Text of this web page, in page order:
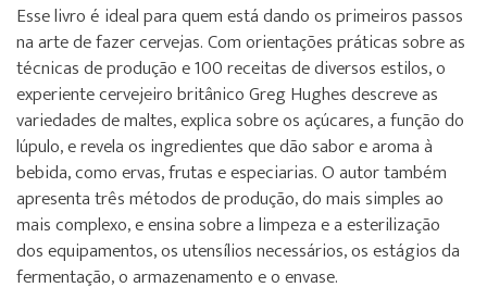
Esse livro é ideal para quem está dando os primeiros passos
na arte de fazer cervejas. Com orientações práticas sobre as
técnicas de produção e 100 receitas de diversos estilos, o
experiente cervejeiro britânico Greg Hughes descreve as
variedades de maltes, explica sobre os açúcares, a função do
lúpulo, e revela os ingredientes que dão sabor e aroma à
bebida, como ervas, frutas e especiarias. O autor também
apresenta três métodos de produção, do mais simples ao
mais complexo, e ensina sobre a limpeza e a esterilização
dos equipamentos, os utensílios necessários, os estágios da
fermentação, o armazenamento e o envase.